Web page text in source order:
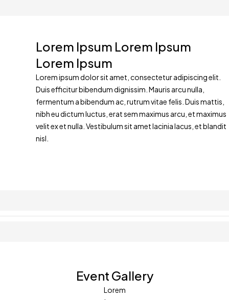
Lorem Ipsum Lorem Ipsum
Lorem Ipsum
Lorem ipsum dolor sit amet, consectetur adipiscing elit.
Duis efficitur bibendum dignissim. Mauris arcu nulla,
fermentum a bibendum ac, rutrum vitae felis. Duis mattis,
nibh eu dictum luctus, erat sem maximus arcu, et maximus
velit ex et nulla. Vestibulum sit amet lacinia lacus, et blandit
nisl.
Event Gallery
Lorem